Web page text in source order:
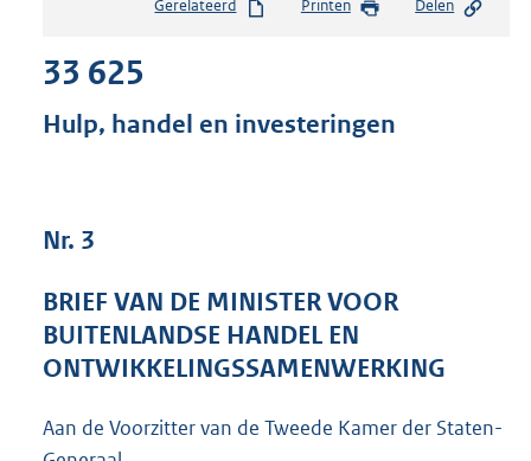
s
s
e
:
4
b
Gerelateerd Printen Delen
33 625
Hulp, handel en investeringen
Nr. 3
BRIEF VAN DE MINISTER VOOR
BUITENLANDSE HANDEL EN
ONTWIKKELINGSSAMENWERKING
Aan de Voorzitter van de Tweede Kamer der Staten-